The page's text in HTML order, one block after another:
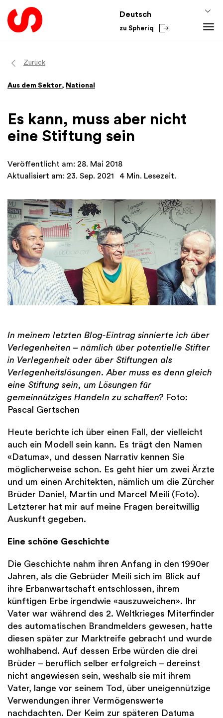
Deutsch
zu Spheriq
Verzeichnis
Recherche
Spenden-Tools
Fundraising-Tipps
Finanzen
Academy
Aus dem Sektor
International
Zurück
Aus dem Sektor, National
Es kann, muss aber nicht
eine Stiftung sein
Veröffentlicht am: 28. Mai 2018
Aktualisiert am: 23. Sep. 2021
4 Min. Lesezeit.
In meinem letzten Blog-Eintrag sinnierte ich über
Verlegenheiten – nämlich über potentielle Stifter
in Verlegenheit oder über Stiftungen als
Verlegenheitslösungen. Aber muss es denn gleich
eine Stiftung sein, um Lösungen für
gemeinnütziges Handeln zu schaffen? Foto:
Pascal Gertschen
Heute berichte ich über einen Fall, der vielleicht
auch ein Modell sein kann. Es trägt den Namen
«Datuma», und dessen Narrativ kennen Sie
möglicherweise schon. Es geht hier um zwei Ärzte
und um einen Architekten, nämlich um die Zürcher
Brüder Daniel, Martin und Marcel Meili (Foto).
Letzterer hat mir auf meine Fragen bereitwillig
Auskunft gegeben.
Eine schöne Geschichte
Die Geschichte nahm ihren Anfang in den 1990er
Jahren, als die Gebrüder Meili sich im Blick auf
ihre Erbanwartschaft entschlossen, ihrem
künftigen Erbe irgendwie «auszuweichen». Ihr
Vater war während des 2. Weltkrieges Miterfinder
des automatischen Brandmelders gewesen, hatte
diesen später zur Marktreife gebracht und wurde
wohlhabend. Auf dessen Erbe würden die drei
Brüder – beruflich selber erfolgreich – dereinst
nicht angewiesen sein, weshalb sie mit ihrem
Vater, lange vor seinem Tod, über uneigennützige
Verwendungen ihrer Vermögenswerte
nachdachten. Der Keim zur späteren Datuma